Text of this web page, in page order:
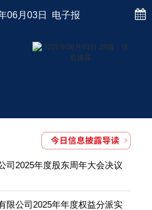
06月03日 电子报
司2025年度股东周年大会决议
限公司2025年年度权益分派实